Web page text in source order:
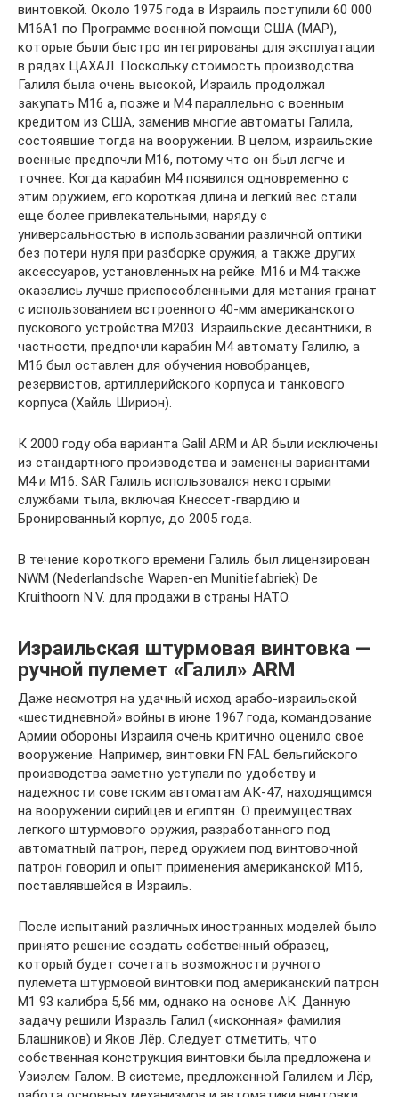
винтовкой. Около 1975 года в Израиль поступили 60 000
M16A1 по Программе военной помощи США (MAP),
которые были быстро интегрированы для эксплуатации
в рядах ЦАХАЛ. Поскольку стоимость производства
Галиля была очень высокой, Израиль продолжал
закупать М16 а, позже и М4 параллельно с военным
кредитом из США, заменив многие автоматы Галила,
состоявшие тогда на вооружении. В целом, израильские
военные предпочли М16, потому что он был легче и
точнее. Когда карабин M4 появился одновременно с
этим оружием, его короткая длина и легкий вес стали
еще более привлекательными, наряду с
универсальностью в использовании различной оптики
без потери нуля при разборке оружия, а также других
аксессуаров, установленных на рейке. M16 и M4 также
оказались лучше приспособленными для метания гранат
с использованием встроенного 40-мм американского
пускового устройства M203. Израильские десантники, в
частности, предпочли карабин М4 автомату Галилю, а
М16 был оставлен для обучения новобранцев,
резервистов, артиллерийского корпуса и танкового
корпуса (Хайль Ширион).
К 2000 году оба варианта Galil ARM и AR были исключены
из стандартного производства и заменены вариантами
M4 и M16. SAR Галиль использовался некоторыми
службами тыла, включая Кнессет-гвардию и
Бронированный корпус, до 2005 года.
В течение короткого времени Галиль был лицензирован
NWM (Nederlandsche Wapen-en Munitiefabriek) De
Kruithoorn N.V. для продажи в страны НАТО.
Израильская штурмовая винтовка —
ручной пулемет «Галил» ARM
Даже несмотря на удачный исход арабо-израильской
«шестидневной» войны в июне 1967 года, командование
Армии обороны Израиля очень критично оценило свое
вооружение. Например, винтовки FN FAL бельгийского
производства заметно уступали по удобству и
надежности советским автоматам АК-47, находящимся
на вооружении сирийцев и египтян. О преимуществах
легкого штурмового оружия, разработанного под
автоматный патрон, перед оружием под винтовочной
патрон говорил и опыт применения американской M16,
поставлявшейся в Израиль.
После испытаний различных иностранных моделей было
принято решение создать собственный образец,
который будет сочетать возможности ручного
пулемета штурмовой винтовки под американский патрон
М1 93 калибра 5,56 мм, однако на основе АК. Данную
задачу решили Израэль Галил («исконная» фамилия
Блашников) и Яков Лёр. Следует отметить, что
собственная конструкция винтовки была предложена и
Узиэлем Галом. В системе, предложенной Галилем и Лёр,